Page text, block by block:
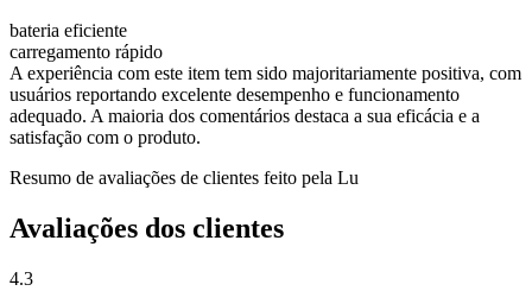
bateria eficiente
carregamento rápido
A experiência com este item tem sido majoritariamente positiva, com
usuários reportando excelente desempenho e funcionamento
adequado. A maioria dos comentários destaca a sua eficácia e a
satisfação com o produto.
Resumo de avaliações de clientes feito pela Lu
Avaliações dos clientes
4.3